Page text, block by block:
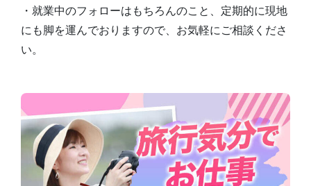
・就業中のフォローはもちろんのこと、定期的に現地
にも脚を運んでおりますので、お気軽にご相談くださ
い。